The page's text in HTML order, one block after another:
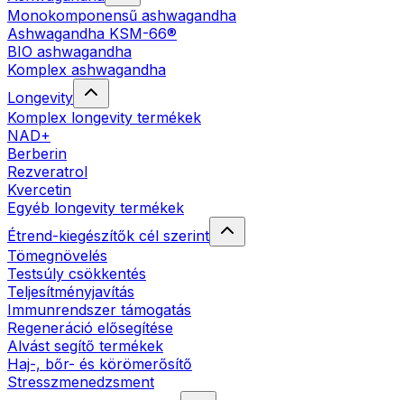
Monokomponensű ashwagandha
Ashwagandha KSM-66®
BIO ashwagandha
Komplex ashwagandha
Longevity
Komplex longevity termékek
NAD+
Berberin
Rezveratrol
Kvercetin
Egyéb longevity termékek
Étrend-kiegészítők cél szerint
Tömegnövelés
Testsúly csökkentés
Teljesítményjavítás
Immunrendszer támogatás
Regeneráció elősegítése
Alvást segítő termékek
Haj-, bőr- és körömerősítő
Stresszmenedzsment